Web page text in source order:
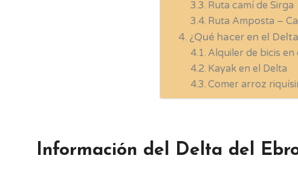
Ruta camí de Sirga
Ruta Amposta –
¿Qué hacer en el
Alquiler de bicis en
Kayak en el Delta
Comer arroz
Información del Delta del